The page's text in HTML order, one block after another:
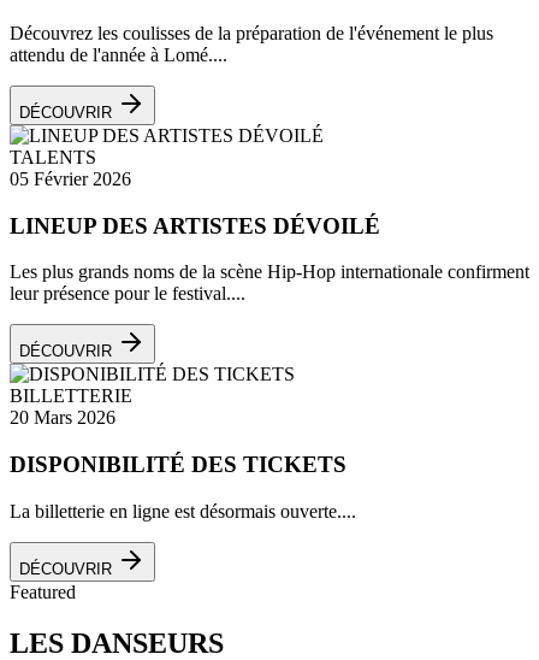
Découvrez les coulisses de la préparation de l'événement le plus
attendu de l'année à Lomé....
DÉCOUVRIR
TALENTS
05 Février 2026
LINEUP DES ARTISTES DÉVOILÉ
Les plus grands noms de la scène Hip-Hop internationale confirment
leur présence pour le festival....
DÉCOUVRIR
BILLETTERIE
20 Mars 2026
DISPONIBILITÉ DES TICKETS
La billetterie en ligne est désormais ouverte....
DÉCOUVRIR
Featured
LES DANSEURS